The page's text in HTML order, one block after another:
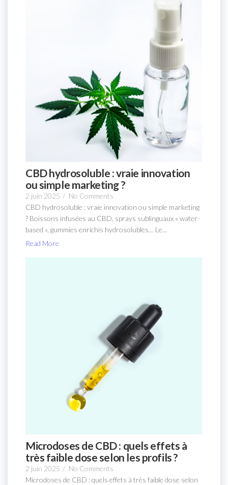
CBD hydrosoluble : vraie innovation
ou simple marketing ?
2 juin 2025 / No Comments
CBD hydrosoluble : vraie innovation ou simple marketing
? Boissons infusées au CBD, sprays sublinguaux « water-
based », gummies enrichis hydrosolubles… Le...
Read More
Microdoses de CBD : quels effets à
très faible dose selon les profils ?
2 juin 2025 / No Comments
Microdoses de CBD : quels effets à très faible dose selon